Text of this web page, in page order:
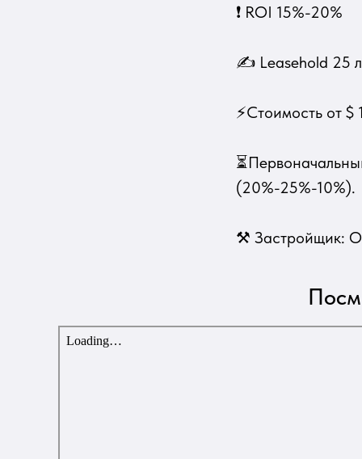
❗️ ROI 15%-20%
✍ Leasehold 25
⚡Стоимость от $
(20%-25%-10%).
⚒ Застройщик: